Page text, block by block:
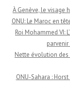
À Genève, le visage
ONU: Le Maroc en
Roi Mohammed VI:
Nette évolution des
ONU-Sahara :